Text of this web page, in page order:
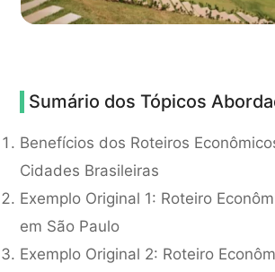
Sumário dos Tópicos
Benefícios dos Roteiros
Cidades Brasileiras
Exemplo Original 1: Roteiro
em São Paulo
Exemplo Original 2: Roteiro